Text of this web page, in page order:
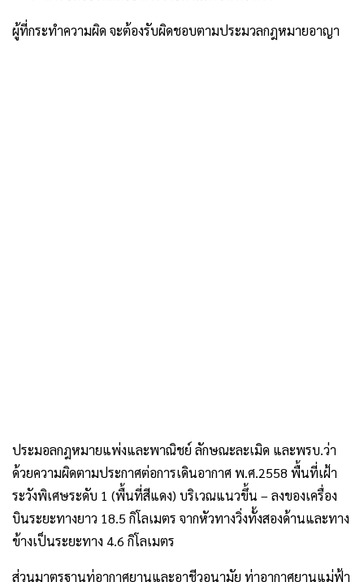
ผู้ที่กระทำความผิด จะต้องรับผิดชอบตามประมวลกฎหมายอาญา
ประมอลกฎหมายแพ่งและพาณิชย์ ลักษณะละเมิด และพรบ.ว่า
ด้วยความผิดตามประกาศต่อการเดินอากาศ พ.ศ.2558 พื้นที่เฝ้า
ระวังพิเศษระดับ 1 (พื้นที่สีแดง) บริเวณแนวขึ้น – ลงของเครื่อง
บินระยะทางยาว 18.5 กิโลเมตร จากหัวทางวิ่งทั้งสองด้านและทาง
ข้างเป็นระยะทาง 4.6 กิโลเมตร
ส่วนมาตรฐานท่อากาศยานและอาชีวอนามัย ท่าอากาศยานแม่ฟ้า